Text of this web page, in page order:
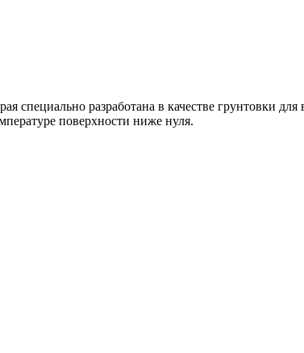
специально разработана в качестве грунтовки
поверхности ниже нуля.